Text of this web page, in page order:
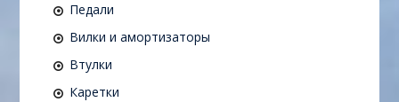
Педали
Вилки и амортизаторы
Втулки
Каретки